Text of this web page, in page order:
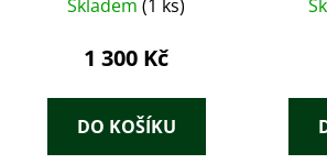
Skladem (1 ks)
1 300 Kč
DO KOŠÍKU